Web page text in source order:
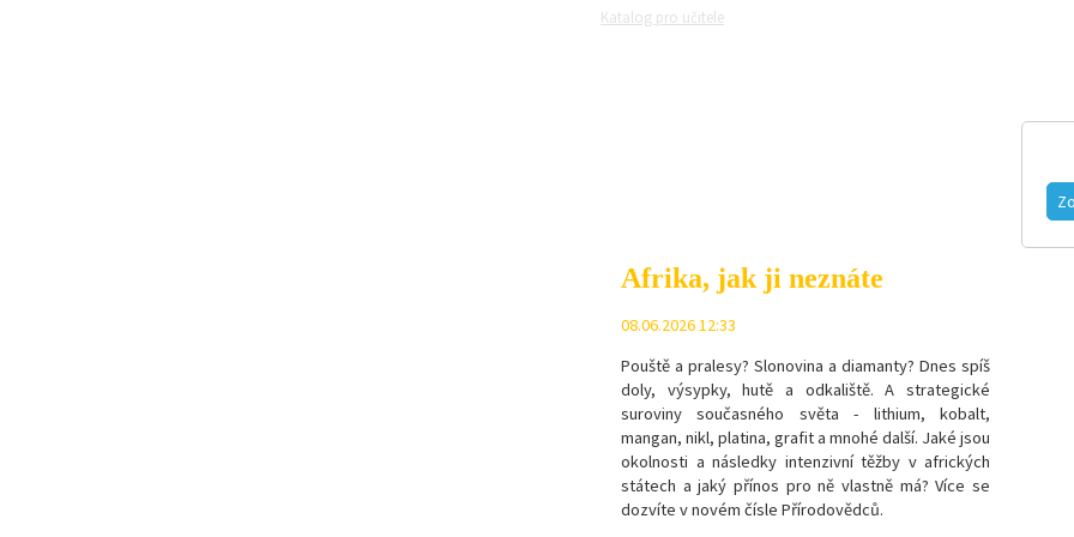
Katalog pro učitele
Afrika, jak ji neznáte
08.06.2026 12:33
Pouště a pralesy? Slonovina a diamanty? Dnes spíš
doly, výsypky, hutě a odkaliště. A strategické
suroviny současného světa - lithium, kobalt,
mangan, nikl, platina, grafit a mnohé další. Jaké jsou
okolnosti a následky intenzivní těžby v afrických
státech a jaký přínos pro ně vlastně má? Více se
dozvíte v novém čísle Přírodovědců.